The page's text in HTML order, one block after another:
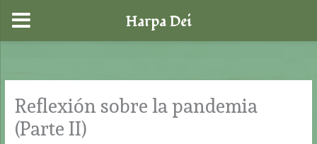
contenido
Reflexión sobre la pandemia
(Parte II)
Harpa Dei